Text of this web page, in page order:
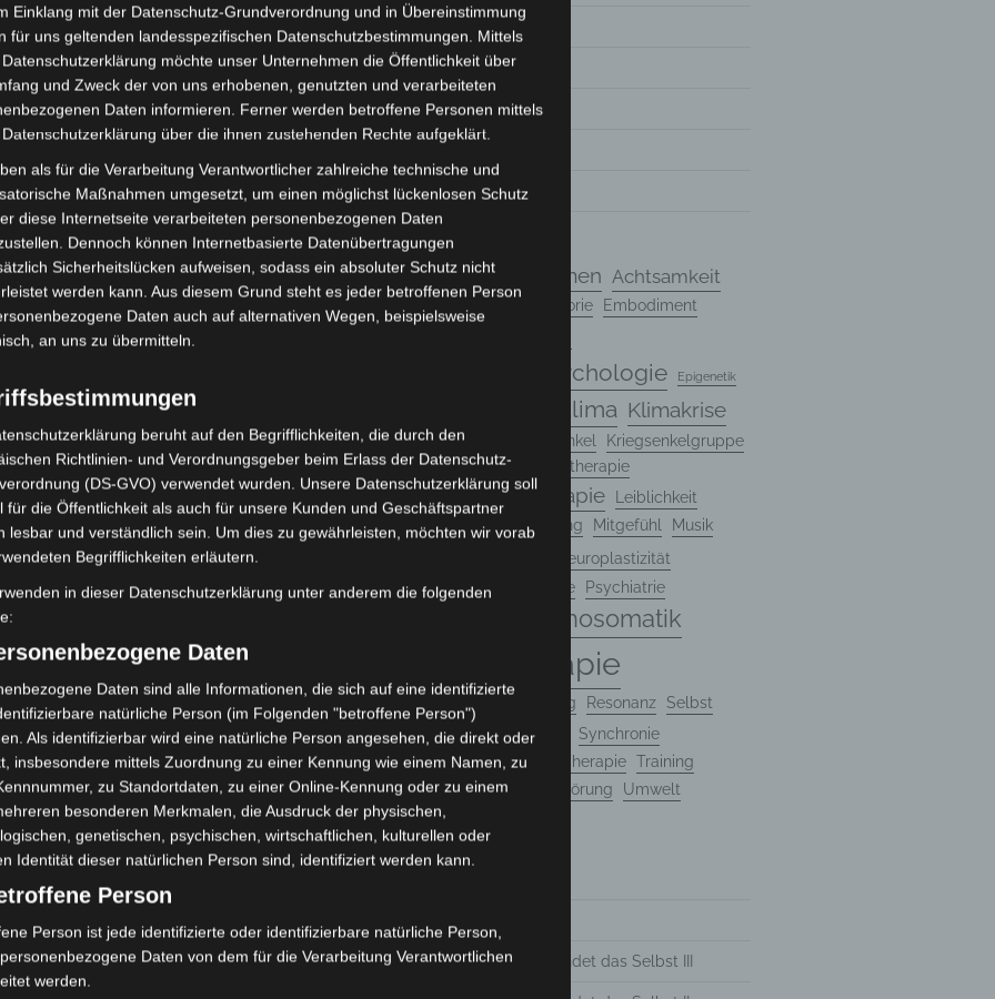
sind offensichtlich darauf
werden, in Resonanz miteinander zu
z.B. in einer Mobbing Situation der
die Betroffenen.
Corona Situation. Nicht nur, dass
werden, sondern auch noch, dass
müssen. Beides kann als
Vortragende vermutet, dass Corona
Natur geschuldet ist – das
führt zu mehr Nähe
erhöht so die Gefahr, das Erreger
können.
Mensch und Natur?
Studien recherchiert, damit er
tatsächlich gibt es zahlreiche
Frage. Zunächst einmal von
Menschen sich resonant auf die
einlassen? Ja sie können es, hat
Die Intensität, mit der das möglich
Entwicklung ab. Primaten,
nahestehen, können meist gut
Tiere, die weiter entfernt sind, z.B.
weniger. Und, es ist sogar möglich,
– wer stand noch nie staunend und
ist Charles Darwin. Der schrieb
Satz: „Empathie, über die Grenzen
d.h. Menschlichkeit gegenüber
edelsten Tugenden, mit der
Mai 2018
April 2018
Februar 2018
Dezember 2017
November 2017
Abwehrmechanismen Achtsamkeit
Bindungstheorie Embodiment
Entwicklungspsychologie Epigenetik
Klima Klimakrise
Kommunikation Kriegsenkel
Kriegsenkelgruppe
Körperorientierte Psychotherapie
Körperpsychotherapie
Leiblichkeit
Meditation
Mentalisierung Mitgefühl Musik
Neuroplastizität
Phänomenologie
Psyche
Psychiatrie
Psychosomatik
Psychotherapie
Psychotherapieforschung Resonanz Selbst
Spiritualität Sprache
Synchronie
Systemische Therapie
Therapie Training
Trauma Traumafolgestörung
Umwelt
Verkörperung
Die Psychosomatik erkundet das Selbst III
Einklang mit der Datenschutz-Grundverordnung und in Übereinstimmung
für uns geltenden landesspezifischen Datenschutzbestimmungen. Mittels
möchte unser Unternehmen die Öffentlichkeit über
und Zweck der von uns erhobenen, genutzten und verarbeiteten
Daten informieren. Ferner werden betroffene Personen mittels
über die ihnen zustehenden Rechte aufgeklärt.
als für die Verarbeitung Verantwortlicher zahlreiche technische und
Maßnahmen umgesetzt, um einen möglichst lückenlosen Schutz
diese Internetseite verarbeiteten personenbezogenen Daten
Dennoch können Internetbasierte Datenübertragungen
Sicherheitslücken aufweisen, sodass ein absoluter Schutz nicht
werden kann. Aus diesem Grund steht es jeder betroffenen Person
Daten auch auf alternativen Wegen, beispielsweise
an uns zu übermitteln.
beruht auf den Begrifflichkeiten, die durch den
Richtlinien- und Verordnungsgeber beim Erlass der Datenschutz-
(DS-GVO) verwendet wurden. Unsere Datenschutzerklärung soll
für die Öffentlichkeit als auch für unsere Kunden und Geschäftspartner
lesbar und verständlich sein. Um dies zu gewährleisten, möchten wir vorab
Begrifflichkeiten erläutern.
in dieser Datenschutzerklärung unter anderem die folgenden
Daten
Daten sind alle Informationen, die sich auf eine identifizierte
natürliche Person (im Folgenden "betroffene Person")
Als identifizierbar wird eine natürliche Person angesehen, die direkt oder
insbesondere mittels Zuordnung zu einer Kennung wie einem Namen, zu
zu Standortdaten, zu einer Online-Kennung oder zu einem
besonderen Merkmalen, die Ausdruck der physischen,
genetischen, psychischen, wirtschaftlichen, kulturellen oder
Identität dieser natürlichen Person sind, identifiziert werden kann.
Person
Person ist jede identifizierte oder identifizierbare natürliche Person,
Daten von dem für die Verarbeitung Verantwortlichen
werden.